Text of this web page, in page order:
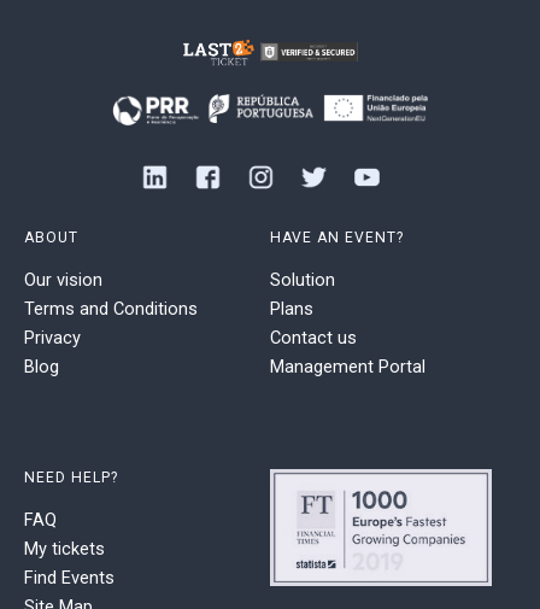
ABOUT
Our vision
Terms and Conditions
Privacy
Blog
HAVE AN EVENT?
Solution
Plans
Contact us
Management Portal
NEED HELP?
FAQ
My tickets
Find Events